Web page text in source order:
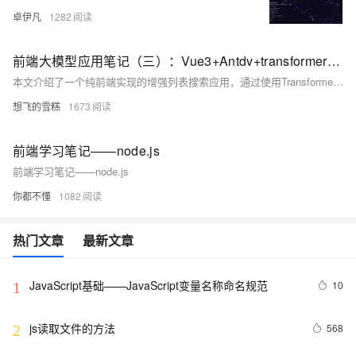
卓伊凡 1282
前端大模型应用笔记（三）：Vue3+Antdv+transformers+本地模型实现浏览器端侧增强搜索
本文介绍了一个纯前端实现的增强列表搜索应用，通过使用Transformer模型，实现了更智能的搜索功能，如使用“番茄”可以搜索到“西红柿”。项目基于Vue3和Ant Design Vue，使用了Xenova的bge-base-zh-v1.5模型。文章详细介绍了从环境搭建、数据准备到具体实现的全过程，并展示了实际效果和待改进点。
想飞的雪糕 1673
前端学习笔记——node.js
前端学习笔记——node.js
你都不懂 1082
热门文章 最新文章
1 JavaScript基础——JavaScript变量名称命名规范 10
2 js读取文件的方法 568